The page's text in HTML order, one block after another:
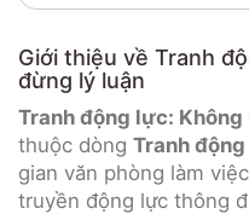
Giới thiệu về Tranh
đừng lý luận
Tranh động lực:
thuộc dòng Tranh
gian văn phòng làm
truyền động lực thông